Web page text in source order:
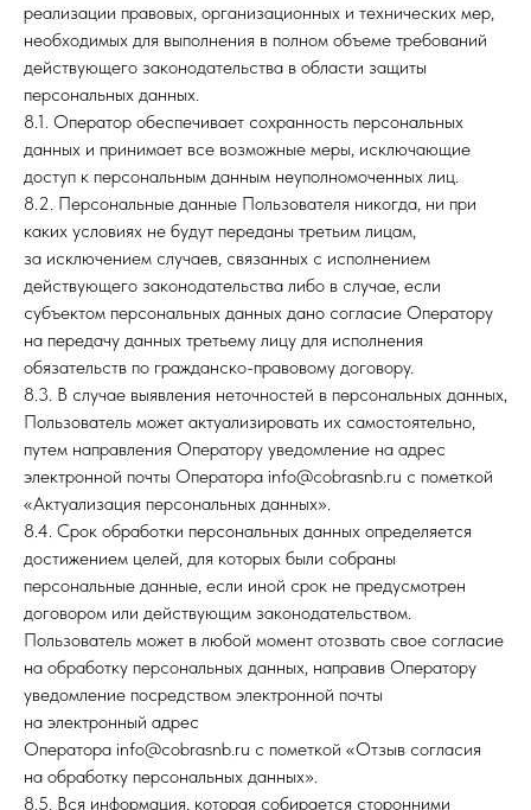
реализации правовых, организационных и технических мер,
необходимых для выполнения в полном объеме требований
действующего законодательства в области защиты
персональных данных.
8.1. Оператор обеспечивает сохранность персональных
данных и принимает все возможные меры, исключающие
доступ к персональным данным неуполномоченных лиц.
8.2. Персональные данные Пользователя никогда, ни при
каких условиях не будут переданы третьим лицам,
за исключением случаев, связанных с исполнением
действующего законодательства либо в случае, если
субъектом персональных данных дано согласие Оператору
на передачу данных третьему лицу для исполнения
обязательств по гражданско-правовому договору.
8.3. В случае выявления неточностей в персональных данных,
Пользователь может актуализировать их самостоятельно,
путем направления Оператору уведомление на адрес
электронной почты Оператора info@cobrasnb.ru с пометкой
«Актуализация персональных данных».
8.4. Срок обработки персональных данных определяется
достижением целей, для которых были собраны
персональные данные, если иной срок не предусмотрен
договором или действующим законодательством.
Пользователь может в любой момент отозвать свое согласие
на обработку персональных данных, направив Оператору
уведомление посредством электронной почты
на электронный адрес
Оператора info@cobrasnb.ru с пометкой «Отзыв согласия
на обработку персональных данных».
8.5. Вся информация, которая собирается сторонними